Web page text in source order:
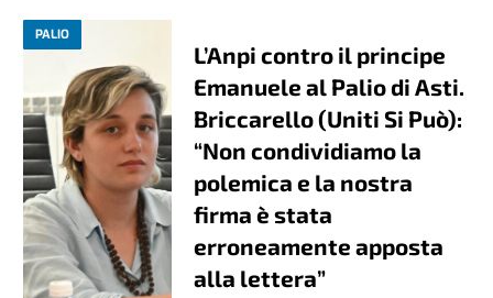
PALIO
L’Anpi contro il principe
Emanuele al Palio di Asti.
Briccarello (Uniti Si Può):
“Non condividiamo la
polemica e la nostra
firma è stata
erroneamente apposta
alla lettera”